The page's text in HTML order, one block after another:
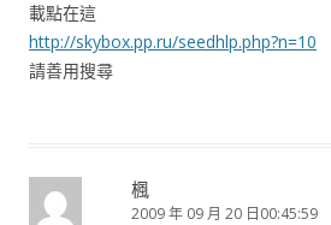
載點在這
http://skybox.pp.ru/seedhlp.php?n=10
請善用搜尋
楓
2009 年 09 月 20 日00:45:59